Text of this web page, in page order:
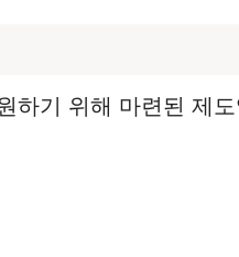
하기 위해 마련된 제